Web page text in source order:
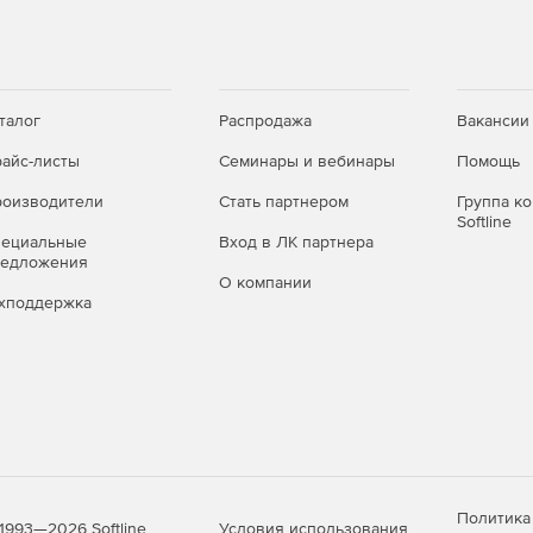
листы
Распродажа
Семинары и вебинары
Стать партнером
Вход в ЛК партнера
О компании
Вакансии
Помощь
Группа
Softline
Softline Условия использования
Политика